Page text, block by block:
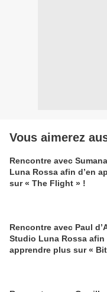
Vous aimerez
Rencontre avec
Luna Rossa afin d’en
sur « The Flight » !
Rencontre avec Paul
Studio Luna Rossa afin
apprendre plus sur «